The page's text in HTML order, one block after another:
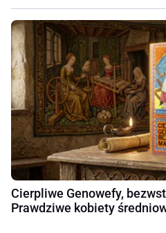
Cierpliwe Genowefy,
Prawdziwe kobiety